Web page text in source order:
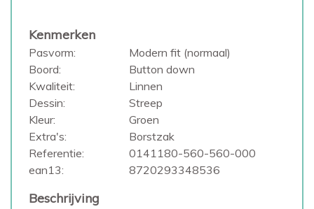
Kenmerken
Pasvorm:
Modern fit (normaal)
Boord:
Button down
Kwaliteit:
Linnen
Dessin:
Streep
Kleur:
Groen
Extra's:
Borstzak
Referentie:
0141180-560-560-000
ean13:
8720293348536
Beschrijving